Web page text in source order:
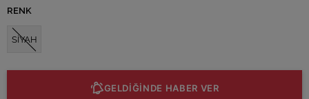
RENK
SİYAH
GELDİĞİNDE HABER VER